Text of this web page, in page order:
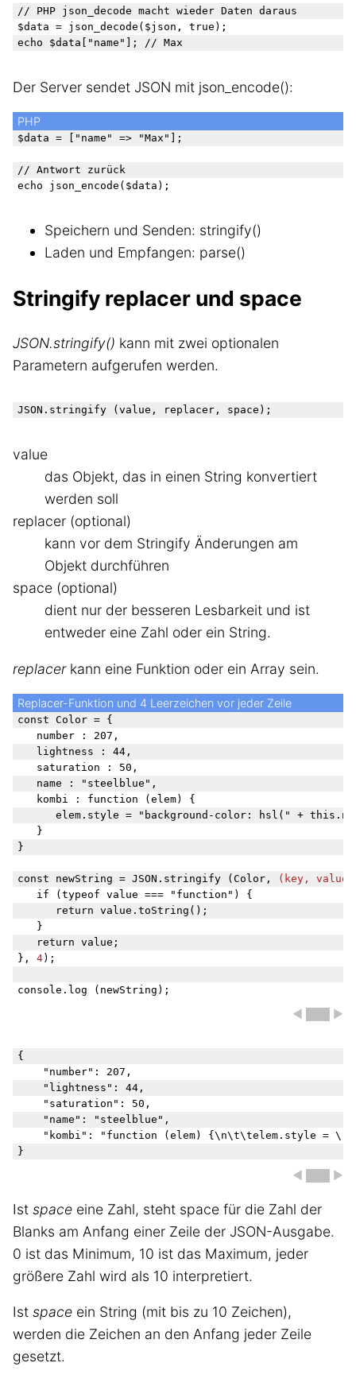
// PHP json_decode macht wieder Daten daraus
$data = json_decode($json, true);
Der Server sendet JSON mit json_encode():
PHP
$data = ["name" => "Max"];
// Antwort zurück
Speichern und Senden: stringify()
Laden und Empfangen: parse()
Stringify replacer und space
JSON.stringify() kann mit zwei optionalen
Parametern aufgerufen werden.
value
das Objekt, das in einen String konvertiert
werden soll
replacer (optional)
kann vor dem Stringify Änderungen am
Objekt durchführen
space (optional)
dient nur der besseren Lesbarkeit und ist
entweder eine Zahl oder ein String.
replacerkann eine Funktion oder ein Array sein.
Replacer-Funktion und 4 Leerzeichen vor jeder Zeile
const Color = {
}
const newString = JSON.stringify (Color,
(key, value)
}, 4);
◀ ███ ▶
{
    "number": 207,
    "lightness": 44,
    "saturation": 50,
    "name": "steelblue",
"kombi": "function (elem) {\n\t\telem.style =
◀ ███ ▶
Ist space eine Zahl, steht space für die Zahl der
Blanks am Anfang einer Zeile der JSON-Ausgabe.
0 ist das Minimum, 10 ist das Maximum, jeder
größere Zahl wird als 10 interpretiert.
Ist space ein String (mit bis zu 10 Zeichen),
werden die Zeichen an den Anfang jeder Zeile
gesetzt.